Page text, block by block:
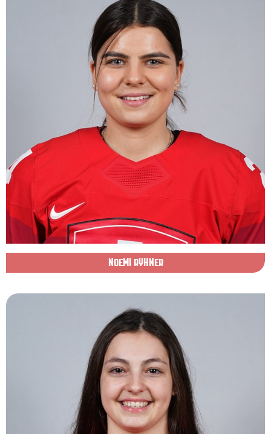
NOEMI RYHNER